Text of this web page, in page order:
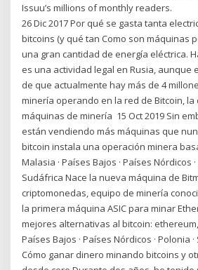
Issuu’s millions of monthly readers.
26 Dic 2017 Por qué se gasta tanta
bitcoins (y qué tan Como son máquinas
una gran cantidad de energía eléctrica.
es una actividad legal en Rusia, aunque
de que actualmente hay más de 4
minería operando en la red de Bitcoin, la
máquinas de minería 15 Oct 2019 Sin
están vendiendo más máquinas que
bitcoin instala una operación minera
Malasia · Países Bajos · Países Nórdicos
Sudáfrica Nace la nueva máquina de
criptomonedas, equipo de minería
la primera máquina ASIC para minar
mejores alternativas al bitcoin:
Países Bajos · Países Nórdicos · Polonia
Cómo ganar dinero minando bitcoins y